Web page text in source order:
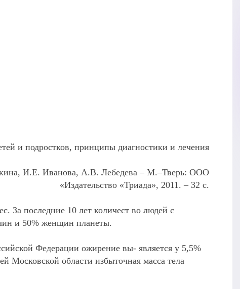
и подростков, принципы диагностики и лечения
И.Е. Иванова, А.В. Лебедева – М.–Тверь: ООО
«Издательство «Триада», 2011. – 32 с.
За последние 10 лет количест во людей с
и 50% женщин планеты.
Федерации ожирение вы- является у 5,5%
Московской области избыточная масса тела